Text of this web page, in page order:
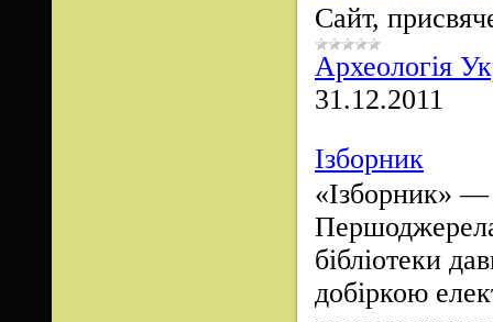
Сайт,
Археологія
31.12.2011
Ізборник
«Ізборник»
бібліотеки
добіркою